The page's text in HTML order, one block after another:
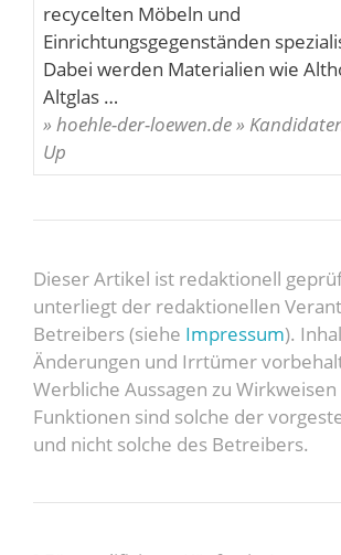
recycelten Möbeln und
Einrichtungsgegenständen
Dabei werden Materialien wie
Altglas …
» hoehle-der-loewen.de »
Up
Dieser Artikel ist redaktionell
unterliegt der redaktionellen
Betreibers (siehe Impressum).
Änderungen und Irrtümer
Werbliche Aussagen zu Wirkweisen
Funktionen sind solche der
und nicht solche des Betreibers.